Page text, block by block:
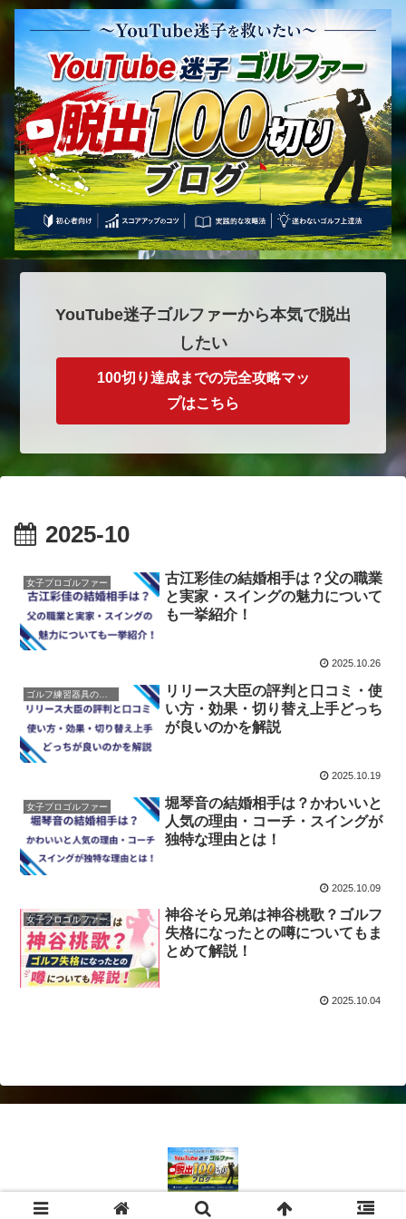
YouTube迷子ゴルファーから本気で脱出
したい
100切り達成までの完全攻略マッ
プはこちら
2025-10
女子プロゴルファー
古江彩佳の結婚相手は？父の職業
と実家・スイングの魅力について
も一挙紹介！
2025.10.26
ゴルフ練習器具の紹介
リリース大臣の評判と口コミ・使
い方・効果・切り替え上手どっち
が良いのかを解説
2025.10.19
女子プロゴルファー
堀琴音の結婚相手は？かわいいと
人気の理由・コーチ・スイングが
独特な理由とは！
2025.10.09
女子プロゴルファー
神谷そら兄弟は神谷桃歌？ゴルフ
失格になったとの噂についてもま
とめて解説！
2025.10.04
© 2024 YouTube迷子ゴルファー脱出100切りブログ.